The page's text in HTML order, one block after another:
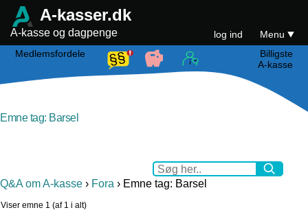
A-kasser.dk
A-kasse og dagpenge log ind
Menu
Medlemsfordele
Billigste
A-kasse
Emne tag: Barsel
Q&A om A-kasse › Fora › Emne tag: Barsel
Viser emne 1 (af 1 i alt)